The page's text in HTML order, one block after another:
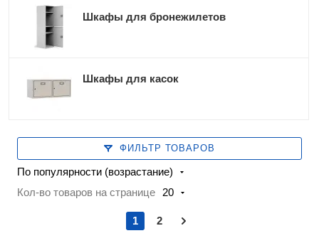
Шкафы для бронежилетов
Шкафы для касок
ФИЛЬТР ТОВАРОВ
По популярности (возрастание)
Кол-во товаров на странице
20
1 2